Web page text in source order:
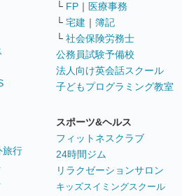
旅行
└ FP ｜ 医療事務
└ 宅建 ｜ 簿記
└ 社会保険労務士
公務員試験予備校
法人向け英会話スクール
子どもプログラミング教室
スポーツ&ヘルス
フィットネスクラブ
24時間ジム
リラクゼーションサロン
キッズスイミングスクール